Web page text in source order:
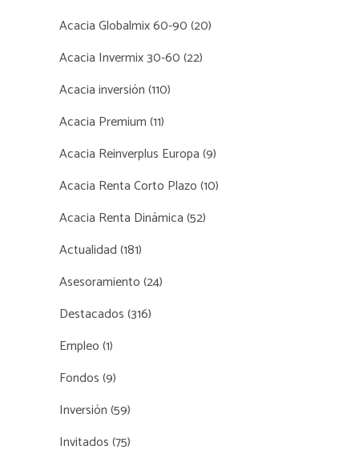
Acacia Globalmix 60-90(20)
Acacia Invermix 30-60(22)
Acacia inversión(110)
Acacia Premium(11)
Acacia Reinverplus Europa(9)
Acacia Renta Corto Plazo(10)
Acacia Renta Dinámica(52)
Actualidad(181)
Asesoramiento(24)
Destacados(316)
Empleo(1)
Fondos(9)
Inversión(59)
Invitados(75)